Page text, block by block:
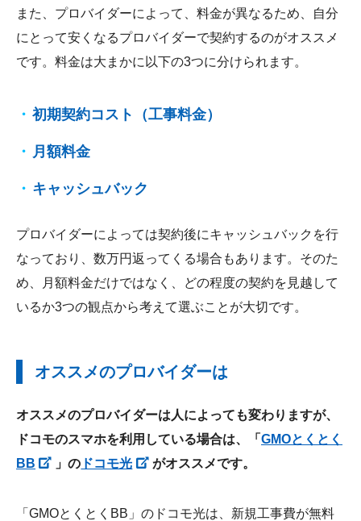
また、プロバイダーによって、料金が異なるため、自分
にとって安くなるプロバイダーで契約するのがオススメ
です。料金は大まかに以下の3つに分けられます。
初期契約コスト（工事料金）
月額料金
キャッシュバック
プロバイダーによっては契約後にキャッシュバックを行
なっており、数万円返ってくる場合もあります。そのた
め、月額料金だけではなく、どの程度の契約を見越して
いるか3つの観点から考えて選ぶことが大切です。
オススメのプロバイダーは
オススメのプロバイダーは人によっても変わりますが、
ドコモのスマホを利用している場合は、「 GMOとくとく
BB
」の ドコモ光 がオススメです。
「GMOとくとくBB」のドコモ光は、新規工事費が無料